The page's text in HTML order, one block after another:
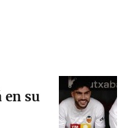
en su